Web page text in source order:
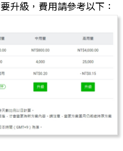
升級，費用請參考以下：